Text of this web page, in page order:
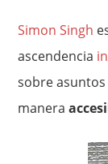
Simon Singh
ascendencia
sobre
manera